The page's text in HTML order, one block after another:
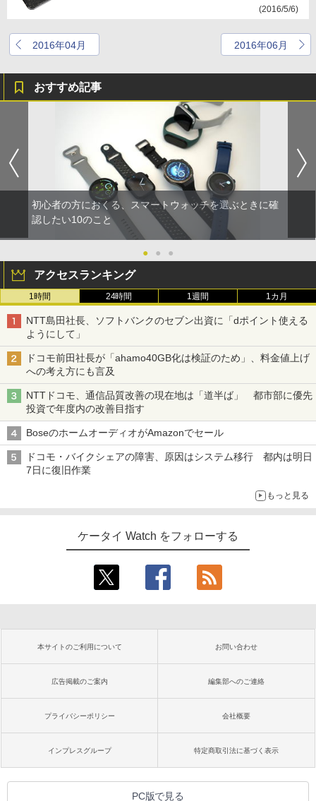
(2016/5/6)
2016年04月 2016年06月
おすすめ記事
初心者の方におくる、スマートウォッチを選ぶときに確
認したい10のこと
● ● ●
アクセスランキング
1時間 24時間 1週間 1カ月
NTT島田社長、ソフトバンクのセブン出資に「dポイント使える
ようにして」
ドコモ前田社長が「ahamo40GB化は検証のため」、料金値上げ
への考え方にも言及
NTTドコモ、通信品質改善の現在地は「道半ば」 都市部に優先
投資で年度内の改善目指す
BoseのホームオーディオがAmazonでセール
ドコモ・バイクシェアの障害、原因はシステム移行 都内は明日
7日に復旧作業
もっと見る
ケータイ Watch をフォローする
本サイトのご利用について お問い合わせ
広告掲載のご案内 編集部へのご連絡
プライバシーポリシー 会社概要
インプレスグループ 特定商取引法に基づく表示
PC版で見る